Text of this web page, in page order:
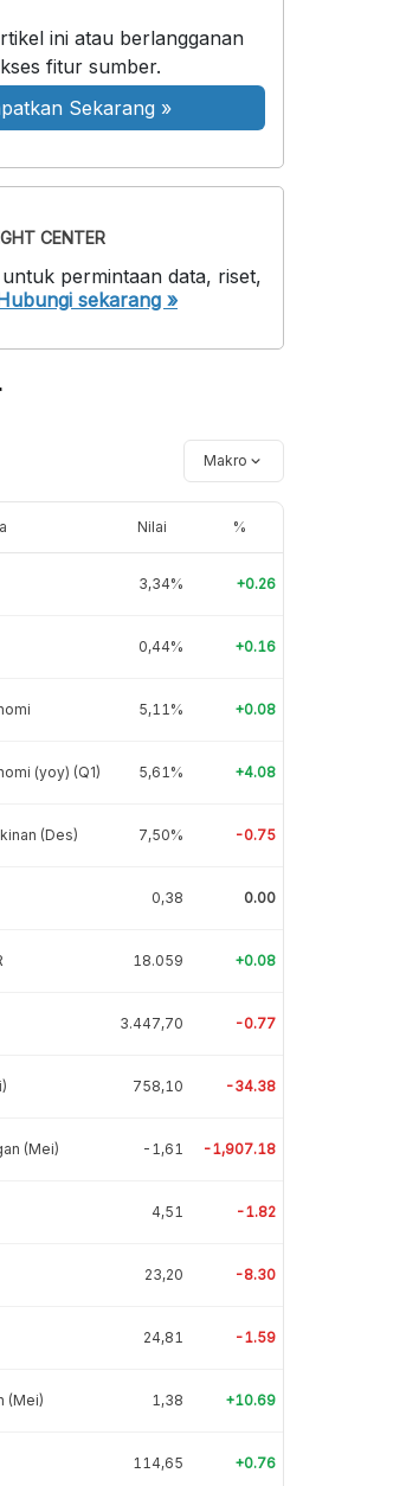
ini atau berlangganan
fitur sumber.
Sekarang »
CENTER
permintaan data, riset,
sekarang »
Makro
Nilai %
3,34% +0.26
0,44% +0.16
5,11% +0.08
(yoy) (Q1) 5,61% +4.08
(Des) 7,50% -0.75
0,38 0.00
18.059 +0.08
3.447,70 -0.77
758,10 -34.38
(Mei) -1,61 -1,907.18
4,51 -1.82
23,20 -8.30
24,81 -1.59
(Mei) 1,38 +10.69
114,65 +0.76